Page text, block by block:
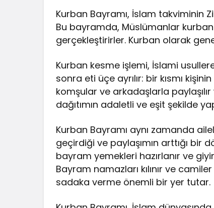
Kurban Bayramı, İslam takviminin
Bu bayramda, Müslümanlar
gerçekleştirirler. Kurban olarak
Kurban kesme işlemi, İslami
sonra eti üçe ayrılır: bir kısmı
komşular ve arkadaşlarla paylaşılır
dağıtımın adaletli ve eşit şekilde
Kurban Bayramı aynı zamanda
geçirdiği ve paylaşımın arttığı bir
bayram yemekleri hazırlanır ve
Bayram namazları kılınır ve
sadaka verme önemli bir yer tutar.